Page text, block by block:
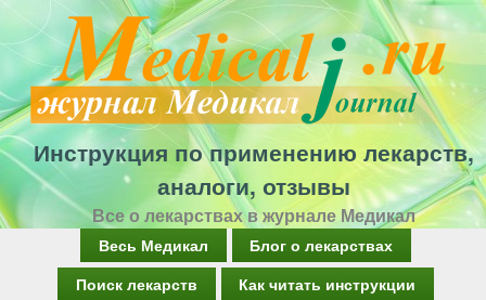
Перейти
к
основному
содержанию
Инструкция по применению лекарств,
аналоги, отзывы
Все о лекарствах в журнале Медикал
Весь Медикал
Блог о лекарствах
Поиск лекарств
Как читать инструкции